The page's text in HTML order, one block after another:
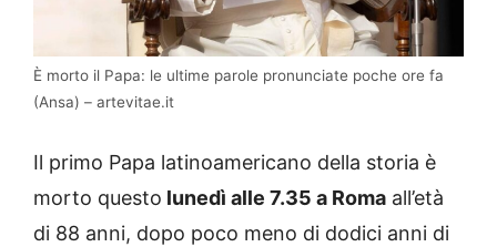
È morto il Papa: le ultime parole pronunciate poche ore fa
(Ansa) – artevitae.it
Il primo Papa latinoamericano della storia è
morto questo lunedì alle 7.35 a Roma all’età
di 88 anni, dopo poco meno di dodici anni di